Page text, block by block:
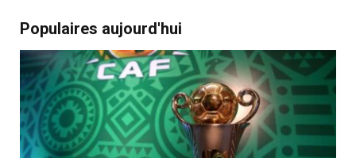
Populaires aujourd'hui